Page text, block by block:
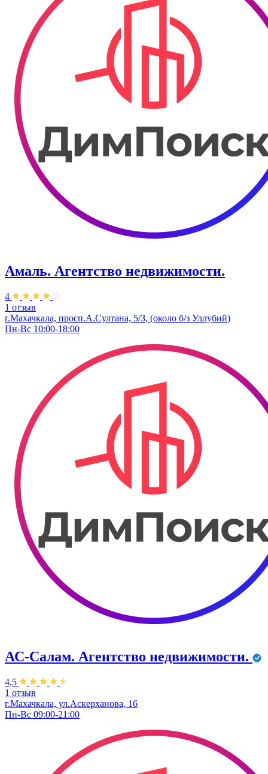
Амаль. Агентство недвижимости.
4
1 отзыв
г.Махачкала, просп.А.Султана, 5/З, (около б/з Уллубий)
Пн-Вс 10:00-18:00
АС-Салам. Агентство недвижимости.
4,5
1 отзыв
г.Махачкала, ул.Аскерханова, 16
Пн-Вс 09:00-21:00